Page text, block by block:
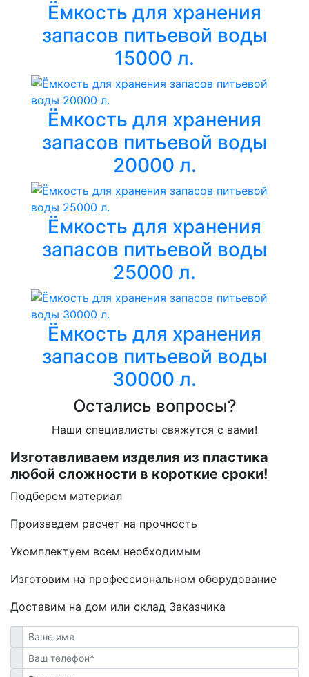
Ёмкость для хранения
запасов питьевой воды
15000 л.
Ёмкость для хранения
запасов питьевой воды
20000 л.
Ёмкость для хранения
запасов питьевой воды
25000 л.
Ёмкость для хранения
запасов питьевой воды
30000 л.
Остались вопросы?
Наши специалисты свяжутся с вами!
Изготавливаем изделия из пластика
любой сложности в короткие сроки!
Подберем материал
Произведем расчет на прочность
Укомплектуем всем необходимым
Изготовим на профессиональном оборудование
Доставим на дом или склад Заказчика